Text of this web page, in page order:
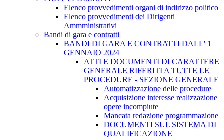
Elenco provvedimenti organi di indirizzo politico
Elenco provvedimenti dei Dirigenti
Ammministrativi
Bandi di gara e contratti
BANDI DI GARA E CONTRATTI DALL' 1
GENNAIO 2024
ATTI E DOCUMENTI DI CARATTERE
GENERALE RIFERITI A TUTTE LE
PROCEDURE - SEZIONE GENERALE
Automatizzazione delle procedure
Acquisizione interesse realizzazione
opere incompiute
Mancata redazione programmazione
DOCUMENTI SUL SISTEMA DI
QUALIFICAZIONE